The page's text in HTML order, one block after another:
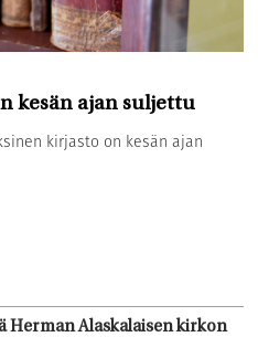
kesän ajan suljettu
kirjasto on kesän ajan
Herman Alaskalaisen kirkon